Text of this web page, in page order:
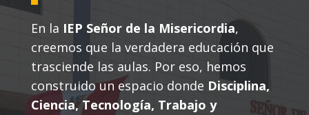
En la IEP Señor de la Misericordia,
creemos que la verdadera educación que
trasciende las aulas. Por eso, hemos
construido un espacio donde Disciplina,
Ciencia, Tecnología, Trabajo y